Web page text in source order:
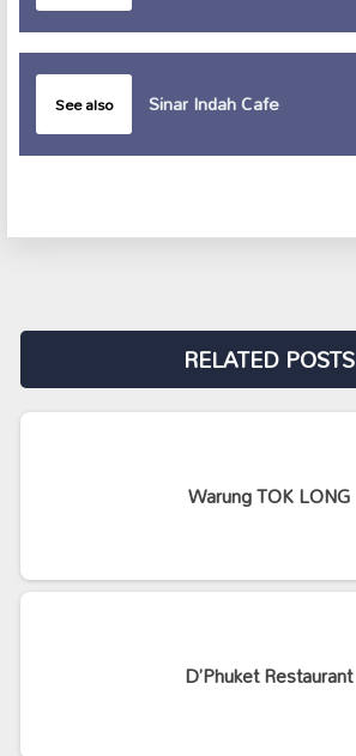
See also Sinar Indah Cafe
RELATED POSTS
Warung TOK LONG
D’Phuket Restaurant